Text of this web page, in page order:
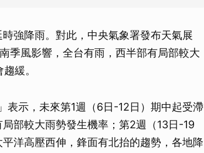
強降雨。對此，中央氣象署發布天氣展
季風影響，全台有雨，西半部有局部較大
緩。
表示，未來第1週（6日-12日）期中起受滯
部較大雨勢發生機率；第2週（13日-19
洋高壓西伸，鋒面有北抬的趨勢，各地降